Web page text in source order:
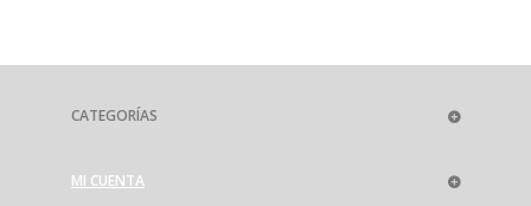
CATEGORÍAS
MI CUENTA